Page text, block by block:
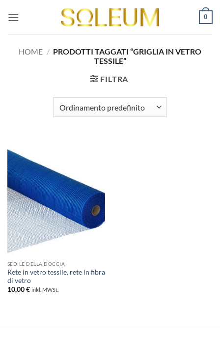
0
HOME / PRODOTTI TAGGATI “GRIGLIA IN VETRO
TESSILE”
FILTRA
SEDILE DELLA DOCCIA
Rete in vetro tessile, rete in fibra
di vetro
10,00€ inkl. MWSt.